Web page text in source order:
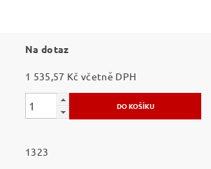
Na dotaz
1 535,57 Kč včetně DPH
1323